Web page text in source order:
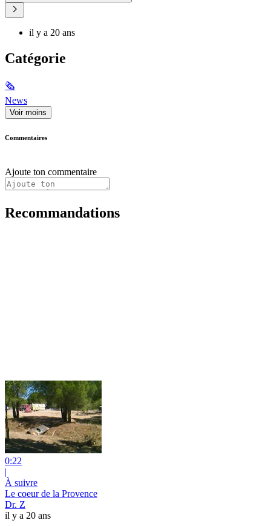
il y a 20 ans
Catégorie
🗞
News
Voir moins
Commentaires
Ajoute ton commentaire
Recommandations
0:22
|
À suivre
Le coeur de la Provence
Dr. Z
il y a 20 ans